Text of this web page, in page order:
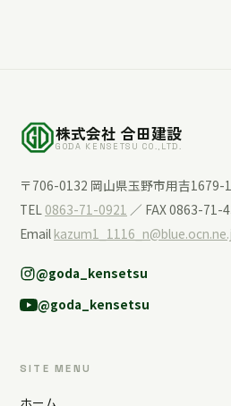
株式会社 合田建設
GODA KENSETSU CO.,LTD.
〒706-0132 岡山県玉野市用吉1679-1
TEL 0863-71-0921 ／ FAX 0863-71-
Email
@goda_kensetsu
@goda_kensetsu
SITE MENU
ホーム